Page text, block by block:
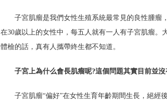
子宮肌瘤是我們女性生殖系統最常見的良性腫瘤
在30歲以上的女性中，每五人就有一人有子宮肌瘤。
體檢的話，真有人攜帶終生都不知道。
子宮上為什么會長肌瘤呢?這個問題其實目前並沒
子宮肌瘤“偏好”在女性生育年齡期間生長，絕經